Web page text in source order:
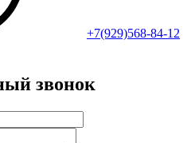
+7(929)568-84-12
звонок